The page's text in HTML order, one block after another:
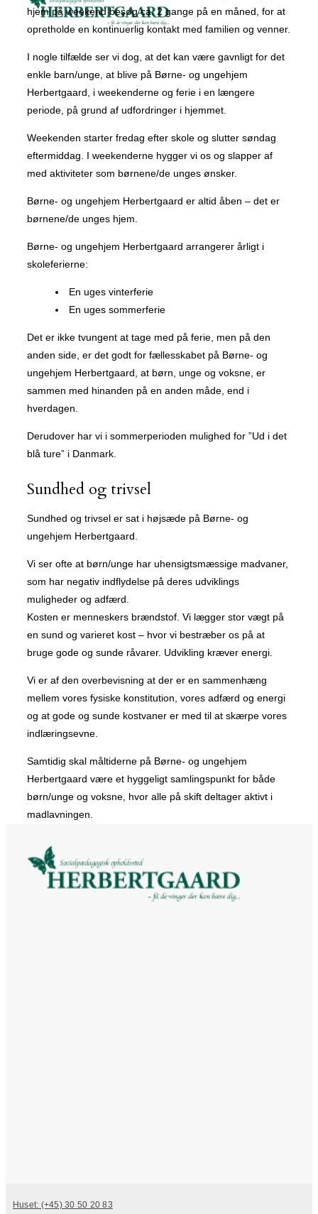
hjem på weekend besøg ca. 2 gange på en måned, for at
opretholde en kontinuerlig kontakt med familien og venner.
I nogle tilfælde ser vi dog, at det kan være gavnligt for det
enkle barn/unge, at blive på Børne- og ungehjem
Herbertgaard, i weekenderne og ferie i en længere
periode, på grund af udfordringer i hjemmet.
Weekenden starter fredag efter skole og slutter søndag
eftermiddag. I weekenderne hygger vi os og slapper af
med aktiviteter som børnene/de unges ønsker.
Børne- og ungehjem Herbertgaard er altid åben – det er
børnene/de unges hjem.
Børne- og ungehjem Herbertgaard arrangerer årligt i
skoleferierne:
En uges vinterferie
En uges sommerferie
Det er ikke tvungent at tage med på ferie, men på den
anden side, er det godt for fællesskabet på Børne- og
ungehjem Herbertgaard, at børn, unge og voksne, er
sammen med hinanden på en anden måde, end i
hverdagen.
Derudover har vi i sommerperioden mulighed for ”Ud i det
blå ture” i Danmark.
Sundhed og trivsel
Sundhed og trivsel er sat i højsæde på Børne- og
ungehjem Herbertgaard.
Vi ser ofte at børn/unge har uhensigtsmæssige madvaner,
som har negativ indflydelse på deres udviklings
muligheder og adfærd.
Kosten er menneskers brændstof. Vi lægger stor vægt på
en sund og varieret kost – hvor vi bestræber os på at
bruge gode og sunde råvarer. Udvikling kræver energi.
Vi er af den overbevisning at der er en sammenhæng
mellem vores fysiske konstitution, vores adfærd og energi
og at gode og sunde kostvaner er med til at skærpe vores
indlæringsevne.
Samtidig skal måltiderne på Børne- og ungehjem
Herbertgaard være et hyggeligt samlingspunkt for både
børn/unge og voksne, hvor alle på skift deltager aktivt i
madlavningen.
Huset: (+45) 30 50 20 83